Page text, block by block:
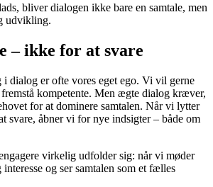
bliver dialogen ikke bare en samtale, men
udvikling.
– ikke for at svare
dialog er ofte vores eget ego. Vi vil gerne
kompetente. Men ægte dialog kræver,
for at dominere samtalen. Når vi lytter
svare, åbner vi for nye indsigter – både om
virkelig udfolder sig: når vi møder
og ser samtalen som et fælles